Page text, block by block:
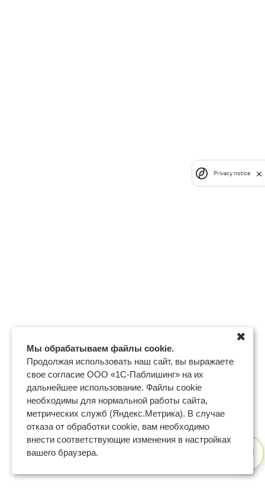
Мы обрабатываем файлы cookie.
Продолжая использовать наш сайт, вы выражаете
свое согласие ООО «1С-Паблишинг» на их
дальнейшее использование. Файлы cookie
необходимы для нормальной работы сайта,
метрических служб (Яндекс.Метрика). В случае
отказа от обработки cookie, вам необходимо
внести соответствующие изменения в настройках
вашего браузера.
✖
Privacy notice